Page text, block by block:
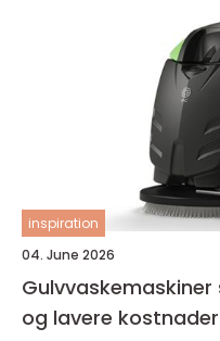
inspiration
04. June 2026
og lavere kostnader